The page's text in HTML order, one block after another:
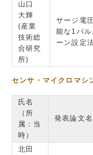
山口
大輝
(産業
技術総
合研究
所)
サージ電
能な1パル
ーン設定
センサ・マイクロマシ
氏名
（所
属：当
時）
発表論文名
北田